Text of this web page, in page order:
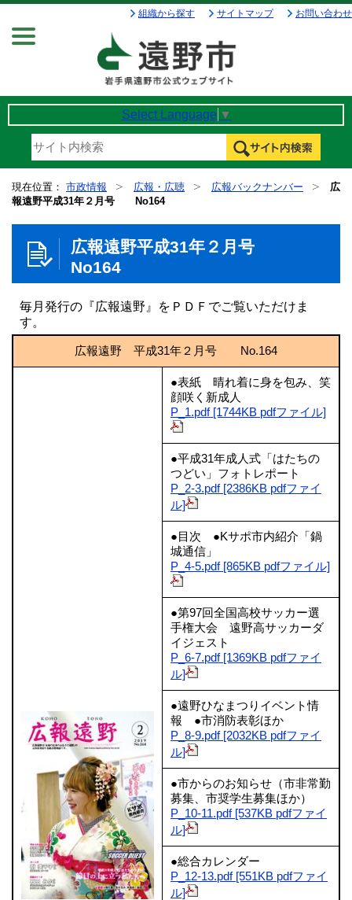
組織から探す サイトマップ お問い合わせ
Select Language ▼
現在位置： 市政情報 広報・広聴 広報バックナンバー
広
報遠野平成31年２月号 No164
広報遠野平成31年２月号
No164
毎月発行の『広報遠野』をＰＤＦでご覧いただけま
す。
広報遠野 平成31年２月号 No.164
●表紙 晴れ着に身を包み、笑
顔咲く新成人
P_1.pdf [1744KB pdfファイル]
●平成31年成人式「はたちの
つどい」フォトレポート
P_2-3.pdf [2386KB pdfファイ
ル]
●目次 ●Kサポ市内紹介「鍋
城通信」
P_4-5.pdf [865KB pdfファイル]
●第97回全国高校サッカー選
手権大会 遠野高サッカーダ
イジェスト
P_6-7.pdf [1369KB pdfファイ
ル]
●遠野ひなまつりイベント情
報 ●市消防表彰ほか
P_8-9.pdf [2032KB pdfファイ
ル]
●市からのお知らせ（市非常勤
募集、市奨学生募集ほか）
P_10-11.pdf [537KB pdfファイ
ル]
●総合カレンダー
P_12-13.pdf [551KB pdfファイ
ル]